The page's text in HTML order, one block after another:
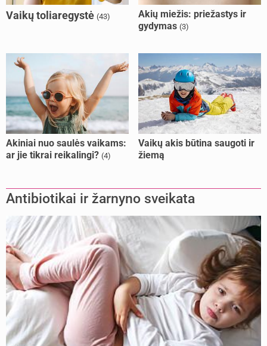
Vaikų toliaregystė (43)
Akių miežis: priežastys ir
gydymas (3)
Akiniai nuo saulės vaikams:
ar jie tikrai reikalingi? (4)
Vaikų akis būtina saugoti ir
žiemą
Antibiotikai ir žarnyno sveikata